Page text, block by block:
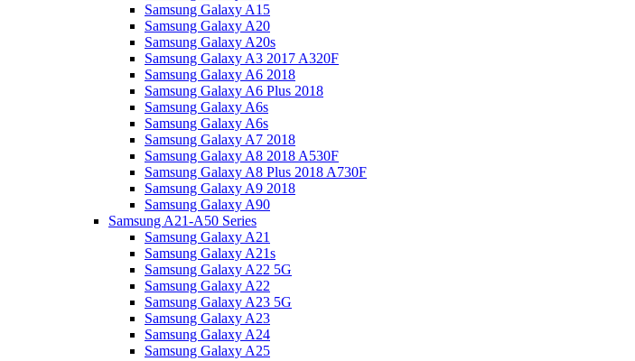
Samsung Galaxy A15
Samsung Galaxy A20
Samsung Galaxy A20s
Samsung Galaxy A3 2017 A320F
Samsung Galaxy A6 2018
Samsung Galaxy A6 Plus 2018
Samsung Galaxy A6s
Samsung Galaxy A6s
Samsung Galaxy A7 2018
Samsung Galaxy A8 2018 A530F
Samsung Galaxy A8 Plus 2018 A730F
Samsung Galaxy A9 2018
Samsung Galaxy A90
Samsung A21-A50 Series
Samsung Galaxy A21
Samsung Galaxy A21s
Samsung Galaxy A22 5G
Samsung Galaxy A22
Samsung Galaxy A23 5G
Samsung Galaxy A23
Samsung Galaxy A24
Samsung Galaxy A25